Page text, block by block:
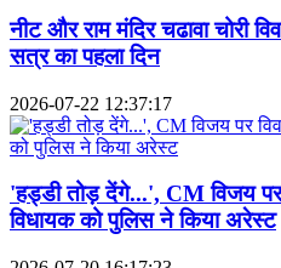
नीट और राम मंदिर चढावा चोरी
सत्र का पहला दिन
2026-07-22 12:37:17
'हड्डी तोड़ देंगे...', CM विजय
विधायक को पुलिस ने किया अरेस्ट